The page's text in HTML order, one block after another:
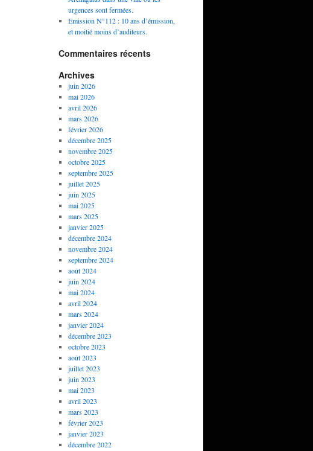
urgences sont fermées.
Emission N°112 : 10 ans d’émission,
et moitié moins d’auditeurs.
Commentaires récents
Archives
juin 2026
mai 2026
avril 2026
mars 2026
février 2026
décembre 2025
novembre 2025
octobre 2025
septembre 2025
juillet 2025
juin 2025
mai 2025
mars 2025
janvier 2025
décembre 2024
novembre 2024
septembre 2024
août 2024
juin 2024
mai 2024
avril 2024
mars 2024
janvier 2024
décembre 2023
octobre 2023
août 2023
juillet 2023
juin 2023
mai 2023
avril 2023
mars 2023
février 2023
janvier 2023
décembre 2022